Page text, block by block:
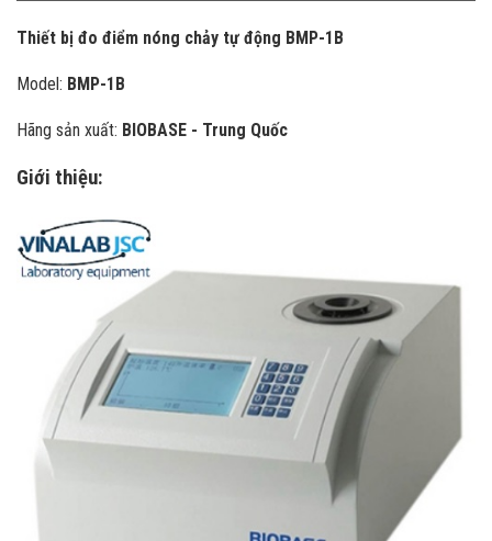
Thiết bị đo điểm nóng chảy tự động BMP-1B
Model: BMP-1B
Hãng sản xuất: BIOBASE - Trung Quốc
Giới thiệu: